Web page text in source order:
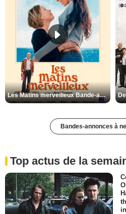
Les Matins merveilleux Bande-annonce VF
Bandes-annonces à
Top actus de la